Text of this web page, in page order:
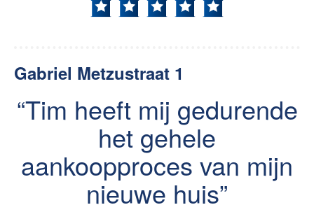
Gabriel Metzustraat 1
Tim heeft mij gedurende
het gehele
aankoopproces van mijn
nieuwe huis